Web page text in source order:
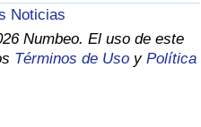
Noticias
Numbeo. El uso de este
Términos de Uso y Política